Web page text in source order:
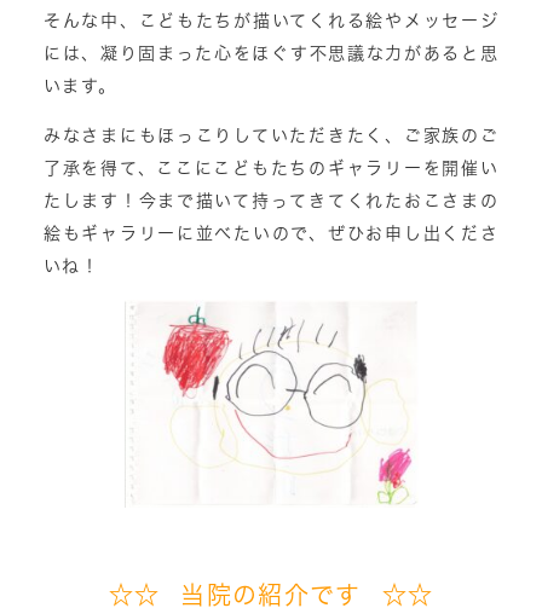
そんな中、こどもたちが描いてくれる絵やメッセージ
には、凝り固まった心をほぐす不思議な力があると思
います。
みなさまにもほっこりしていただきたく、ご家族のご
了承を得て、ここにこどもたちのギャラリーを開催い
たします！今まで描いて持ってきてくれたおこさまの
絵もギャラリーに並べたいので、ぜひお申し出くださ
いね！
☆☆ 当院の紹介です ☆☆